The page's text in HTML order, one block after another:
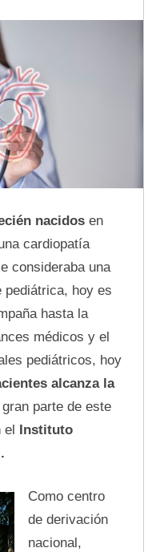
nacidos en
cardiopatía
consideraba una
pediátrica, hoy es
hasta la
médicos y el
pediátricos, hoy
alcanza la
parte de este
el Instituto
Como centro
de derivación
nacional,